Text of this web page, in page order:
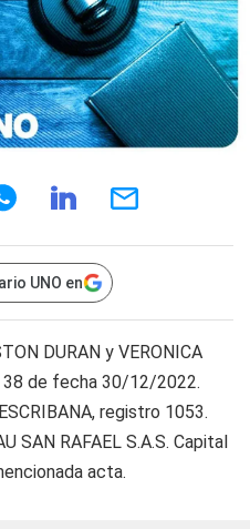
UNO en
DURAN y VERONICA
38 de fecha 30/12/2022.
registro 1053.
SAN RAFAEL S.A.S. Capital
acta.